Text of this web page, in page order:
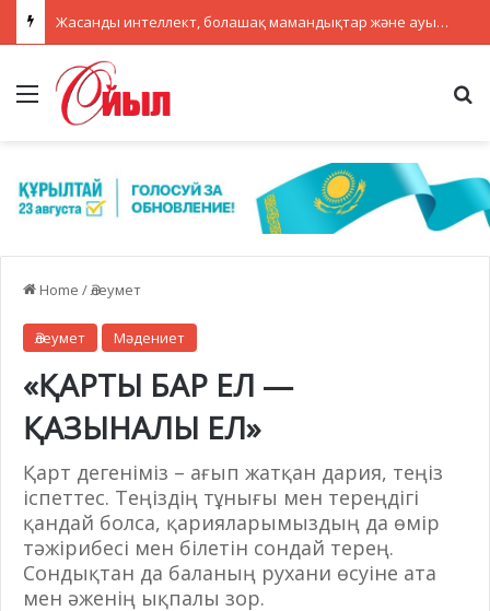
Жасанды интеллект, болашақ мамандықтар және ауылдағы кадрлар: партиялар теледебатта нені талқылады
Menu
Home /Әлеумет
Әлеумет Мәдениет
«ҚАРТЫ БАР ЕЛ —
ҚАЗЫНАЛЫ ЕЛ»
Қарт дегеніміз – ағып жатқан дария, теңіз
іспеттес. Теңіздің тұнығы мен тереңдігі
қандай болса, қарияларымыздың да өмір
тәжірибесі мен білетін сондай терең.
Сондықтан да баланың рухани өсуіне ата
мен әженің ықпалы зор.